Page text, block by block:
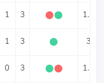
1 3 ⬤⬤ 1.5
1 3 ⬤ 3
0 3 ⬤⬤ 1.5